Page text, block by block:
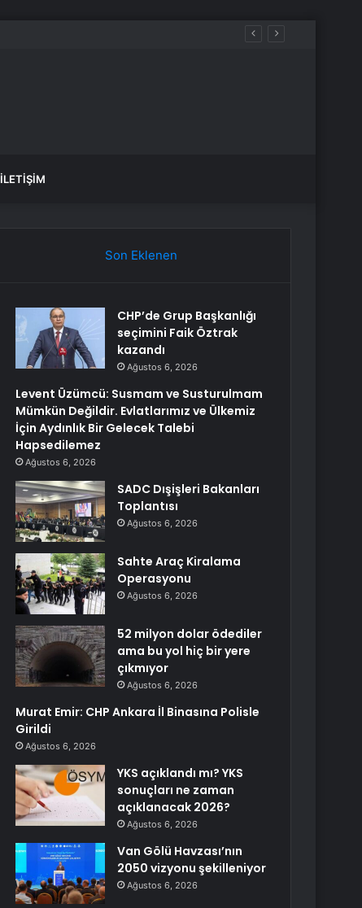
İLETIŞIM
Son Eklenen
CHP’de Grup Başkanlığı
seçimini Faik Öztrak
kazandı
Ağustos 6, 2026
Levent Üzümcü: Susmam ve Susturulmam
Mümkün Değildir. Evlatlarımız ve Ülkemiz
İçin Aydınlık Bir Gelecek Talebi
Hapsedilemez
Ağustos 6, 2026
SADC Dışişleri Bakanları
Toplantısı
Ağustos 6, 2026
Sahte Araç Kiralama
Operasyonu
Ağustos 6, 2026
52 milyon dolar ödediler
ama bu yol hiç bir yere
çıkmıyor
Ağustos 6, 2026
Murat Emir: CHP Ankara İl Binasına Polisle
Girildi
Ağustos 6, 2026
YKS açıklandı mı? YKS
sonuçları ne zaman
açıklanacak 2026?
Ağustos 6, 2026
Van Gölü Havzası’nın
2050 vizyonu şekilleniyor
Ağustos 6, 2026